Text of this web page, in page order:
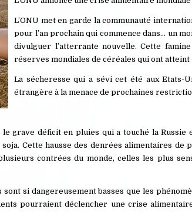
L’ONU met en garde la communauté
pour l’an prochain qui commence dans… un
divulguer l’atterrante nouvelle. Cette
réserves mondiales de céréales qui ont
La sécheresse qui a sévi cet été aux Etats-
étrangère à la menace de prochaines
grave déficit en pluies qui a touché la
Cette hausse des denrées alimentaires
contrées du monde, celles les plus
si dangereusement basses que les
pourraient déclencher une crise